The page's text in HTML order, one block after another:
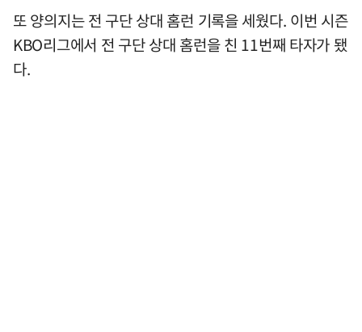
또 양의지는 전 구단 상대 홈런 기록을 세웠다. 이번 시즌
KBO리그에서 전 구단 상대 홈런을 친 11번째 타자가 됐
다.